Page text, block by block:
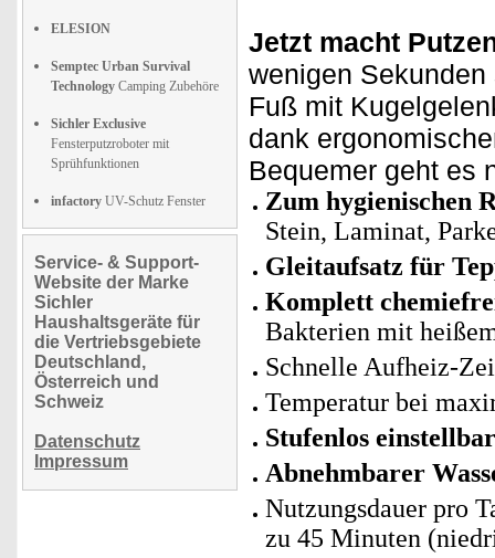
ELESION
Semptec Urban Survival
Technology Camping Zubehöre
Sichler Exclusive
Fensterputzroboter mit
Sprühfunktionen
infactory UV-Schutz Fenster
Service- & Support-
Website der Marke
Sichler
Haushaltsgeräte für
die Vertriebsgebiete
Deutschland,
Österreich und
Schweiz
Datenschutz
Impressum
Jetzt macht
wenigen
Fuß mit
dank
Bequemer geht es
Zum hygienischen
Stein, Laminat,
Gleitaufsatz für
Komplett
Bakterien mit
Schnelle Aufheiz-
Temperatur bei
Stufenlos
Abnehmbarer
Nutzungsdauer pro
zu 45 Minuten